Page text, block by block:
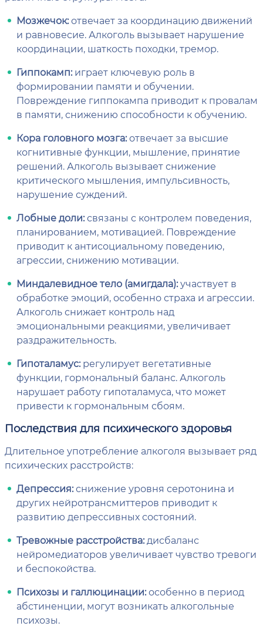
Мозжечок:отвечает за координацию движений
и равновесие. Алкоголь вызывает нарушение
координации, шаткость походки, тремор.
Гиппокамп:играет ключевую роль в
формировании памяти и обучении.
Повреждение гиппокампа приводит к провалам
в памяти, снижению способности к обучению.
Кора головного мозга:отвечает за высшие
когнитивные функции, мышление, принятие
решений. Алкоголь вызывает снижение
критического мышления, импульсивность,
нарушение суждений.
Лобные доли:связаны с контролем поведения,
планированием, мотивацией. Повреждение
приводит к антисоциальному поведению,
агрессии, снижению мотивации.
Миндалевидное тело (амигдала):участвует в
обработке эмоций, особенно страха и агрессии.
Алкоголь снижает контроль над
эмоциональными реакциями, увеличивает
раздражительность.
Гипоталамус:регулирует вегетативные
функции, гормональный баланс. Алкоголь
нарушает работу гипоталамуса, что может
привести к гормональным сбоям.
Последствия для психического здоровья
Длительное употребление алкоголя вызывает ряд
психических расстройств:
Депрессия:снижение уровня серотонина и
других нейротрансмиттеров приводит к
развитию депрессивных состояний.
Тревожные расстройства:дисбаланс
нейромедиаторов увеличивает чувство тревоги
и беспокойства.
Психозы и галлюцинации:особенно в период
абстиненции, могут возникать алкогольные
психозы.